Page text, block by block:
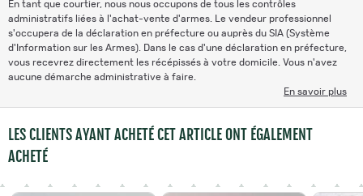
En tant que courtier, nous nous occupons de tous les contrôles
administratifs liées à l'achat-vente d'armes. Le vendeur professionnel
s'occupera de la déclaration en préfecture ou auprès du SIA (Système
d'Information sur les Armes). Dans le cas d'une déclaration en préfecture,
vous recevrez directement les récépissés à votre domicile. Vous n'avez
aucune démarche administrative à faire.
En savoir plus
LES CLIENTS AYANT ACHETÉ CET ARTICLE ONT ÉGALEMENT
ACHETÉ